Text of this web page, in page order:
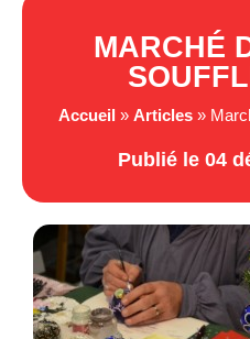
MARCHÉ
Accueil » Articles»
Publié le 04